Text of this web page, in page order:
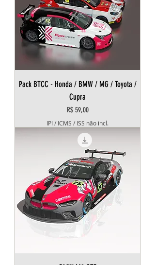
Pack BTCC - Honda / BMW / MG / Toyota /
Cupra
Preço
R$ 59,00
IPI / ICMS / ISS não incl.